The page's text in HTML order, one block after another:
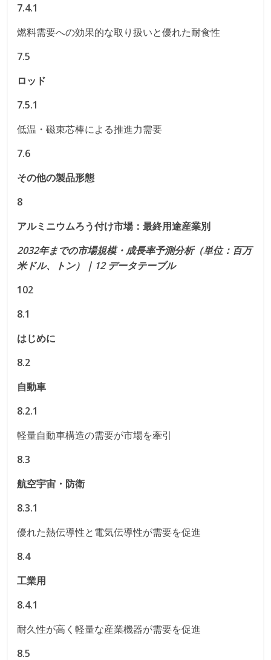
7.4.1
燃料需要への効果的な取り扱いと優れた耐食性
7.5
ロッド
7.5.1
低温・磁束芯棒による推進力需要
7.6
その他の製品形態
8
アルミニウムろう付け市場：最終用途産業別
2032年までの市場規模・成長率予測分析（単位：百万
米ドル、トン）｜12 データテーブル
102
8.1
はじめに
8.2
自動車
8.2.1
軽量自動車構造の需要が市場を牽引
8.3
航空宇宙・防衛
8.3.1
優れた熱伝導性と電気伝導性が需要を促進
8.4
工業用
8.4.1
耐久性が高く軽量な産業機器が需要を促進
8.5